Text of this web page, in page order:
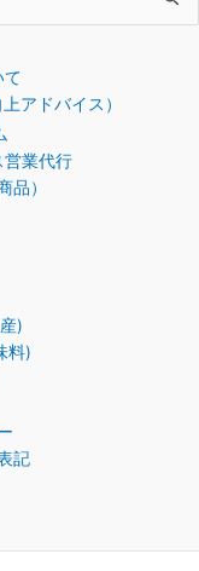
て
アドバイス）
営業代行
品）
)
料)
記